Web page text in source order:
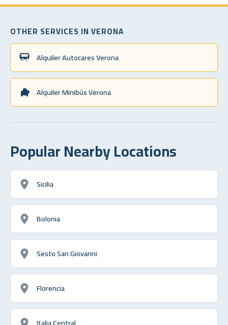
OTHER SERVICES IN VERONA
Alquiler Autocares Verona
Alquiler Minibús Verona
Popular Nearby Locations
Sicilia
Bolonia
Sesto San Giovanni
Florencia